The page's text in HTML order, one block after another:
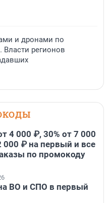
и дронами по
Власти регионов
4 000 ₽, 30% от 7 000
000 ₽ на первый и все
по промокоду
ВО и СПО в первый